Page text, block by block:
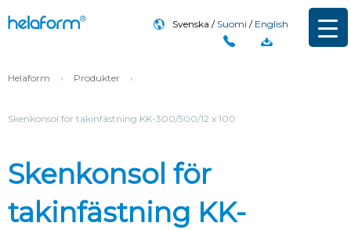
Svenska Suomi English
Helaform › Produkter ›
Skenkonsol för takinfästning KK-300/500/12 x 100
Skenkonsol för
takinfästning KK-